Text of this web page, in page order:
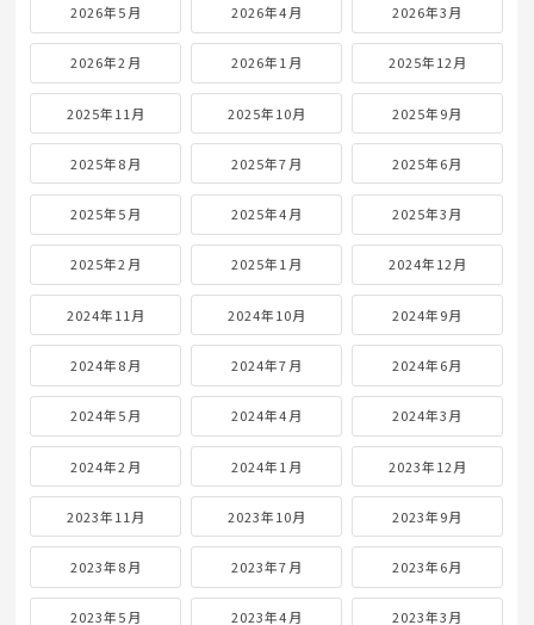
2026年5月 2026年4月 2026年3月
2026年2月 2026年1月 2025年12月
2025年11月 2025年10月 2025年9月
2025年8月 2025年7月 2025年6月
2025年5月 2025年4月 2025年3月
2025年2月 2025年1月 2024年12月
2024年11月 2024年10月 2024年9月
2024年8月 2024年7月 2024年6月
2024年5月 2024年4月 2024年3月
2024年2月 2024年1月 2023年12月
2023年11月 2023年10月 2023年9月
2023年8月 2023年7月 2023年6月
2023年5月 2023年4月 2023年3月